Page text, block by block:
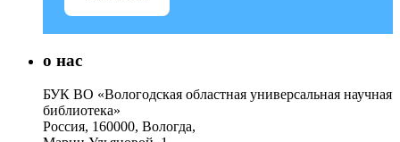
о нас
БУК ВО «Вологодская областная универсальная научная
библиотека»
Россия, 160000, Вологда,